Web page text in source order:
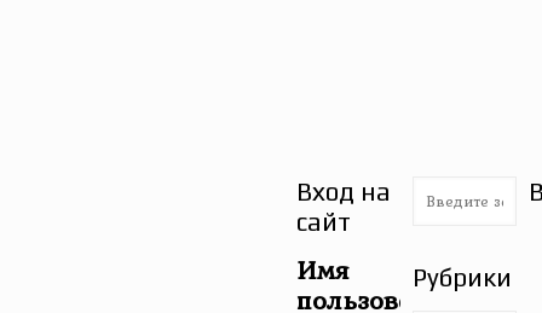
Вход на
сайт
Имя
пользователя
Рубрики